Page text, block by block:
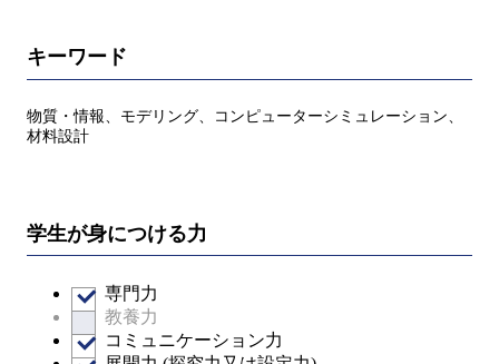
キーワード
物質・情報、モデリング、コンピューターシミュレーション、
材料設計
学生が身につける力
専門力
教養力
コミュニケーション力